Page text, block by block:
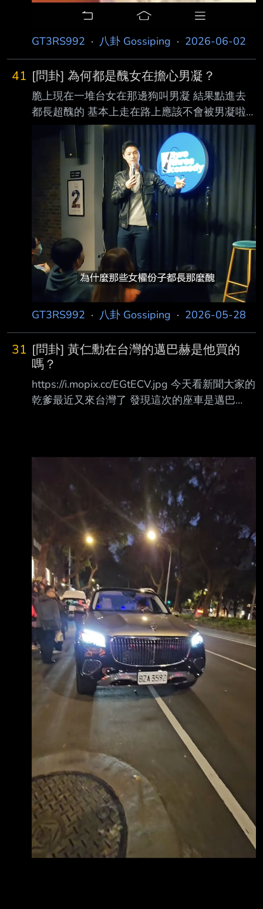
GT3RS992 · 八卦 Gossiping · 2026-06-02
41 [問卦] 為何都是醜女在擔心男凝？
脆上現在一堆台女在那邊狗叫男凝 結果點進去
都長超醜的 基本上走在路上應該不會被男凝啦
反而是身材好的正妹就沒在叫 為何醜女們那麼
擔心男凝？卦？ --
GT3RS992 · 八卦 Gossiping · 2026-05-28
31 [問卦] 黃仁勳在台灣的邁巴赫是他買的
嗎？
https://i.mopix.cc/EGtECV.jpg 今天看新聞大家的
乾爹最近又來台灣了 發現這次的座車是邁巴
租賃牌嗎？ 就是看到不是才想說會不會是自己